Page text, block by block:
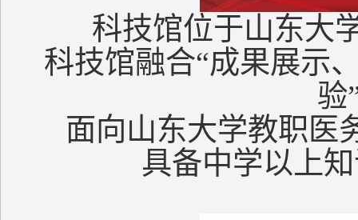
科技馆位于山东大
科技馆融合“成果展示
验
面向山东大学教职医
具备中学以上